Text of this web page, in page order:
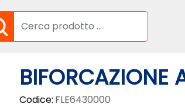
BIFORCAZIONE
Codice: FLE6430000